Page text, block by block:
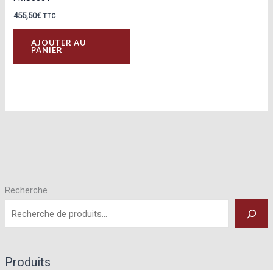
Recherche
Produits
455,50€ TTC
AJOUTER AU
PANIER